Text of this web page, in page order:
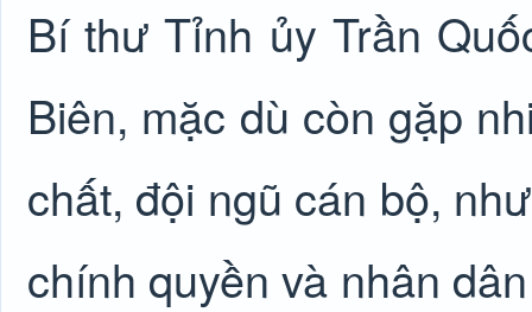
Bí thư Tỉnh ủy Trần
Biên, mặc dù còn gặp
chất, đội ngũ cán bộ,
chính quyền và nhân